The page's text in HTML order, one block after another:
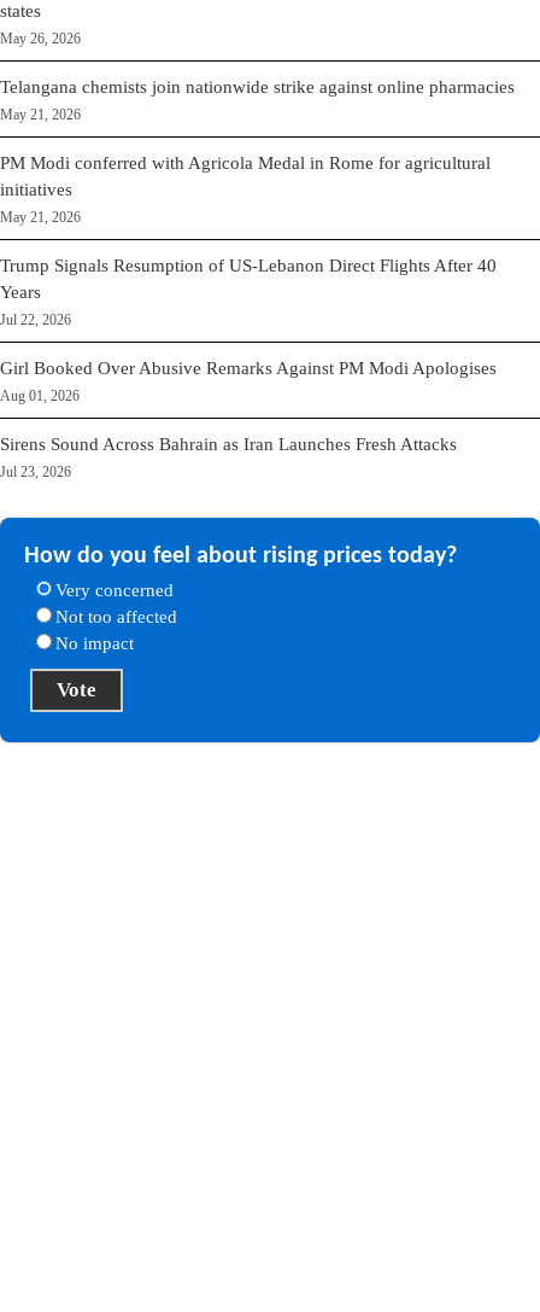
states
May 26, 2026
Telangana chemists join nationwide strike against online pharmacies
May 21, 2026
PM Modi conferred with Agricola Medal in Rome for agricultural
initiatives
May 21, 2026
Trump Signals Resumption of US-Lebanon Direct Flights After 40
Years
Jul 22, 2026
Girl Booked Over Abusive Remarks Against PM Modi Apologises
Aug 01, 2026
Sirens Sound Across Bahrain as Iran Launches Fresh Attacks
Jul 23, 2026
How do you feel about rising prices today?
Very concerned
Not too affected
No impact